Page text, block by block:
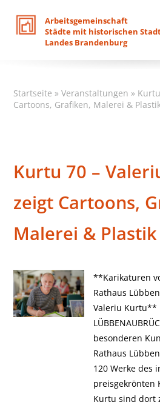
Arbeitsgemeinschaft
Städte mit historischen
Landes Brandenburg
Startseite »Veranstaltungen »
Cartoons, Grafiken, Malerei &
Kurtu 70 –
zeigt Cartoons,
Malerei & Plastik
**Karikaturen
Rathaus
Valeriu Kurtu**
besonderen
Rathaus
120 Werke des
preisgekrönten
Kurtu sind dort